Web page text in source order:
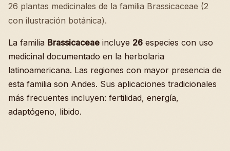
26 plantas medicinales de la familia Brassicaceae (2
con ilustración botánica).
La familia Brassicaceae incluye 26 especies con uso
medicinal documentado en la herbolaria
latinoamericana. Las regiones con mayor presencia de
esta familia son Andes. Sus aplicaciones tradicionales
más frecuentes incluyen: fertilidad, energía,
adaptógeno, libido.